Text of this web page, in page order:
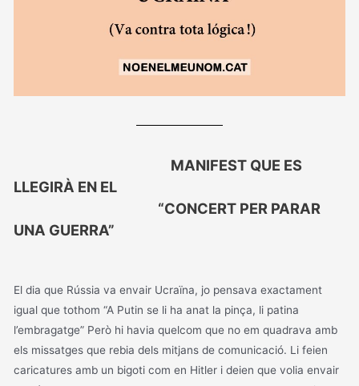
MANIFEST QUE ES
LLEGIRÀ EN EL
“CONCERT PER PARAR
UNA GUERRA”
El dia que Rússia va envair Ucraïna, jo pensava exactament
igual que tothom “A Putin se li ha anat la pinça, li patina
l’embragatge” Però hi havia quelcom que no em quadrava amb
els missatges que rebia dels mitjans de comunicació. Li feien
caricatures amb un bigoti com en Hitler i deien que volia envair